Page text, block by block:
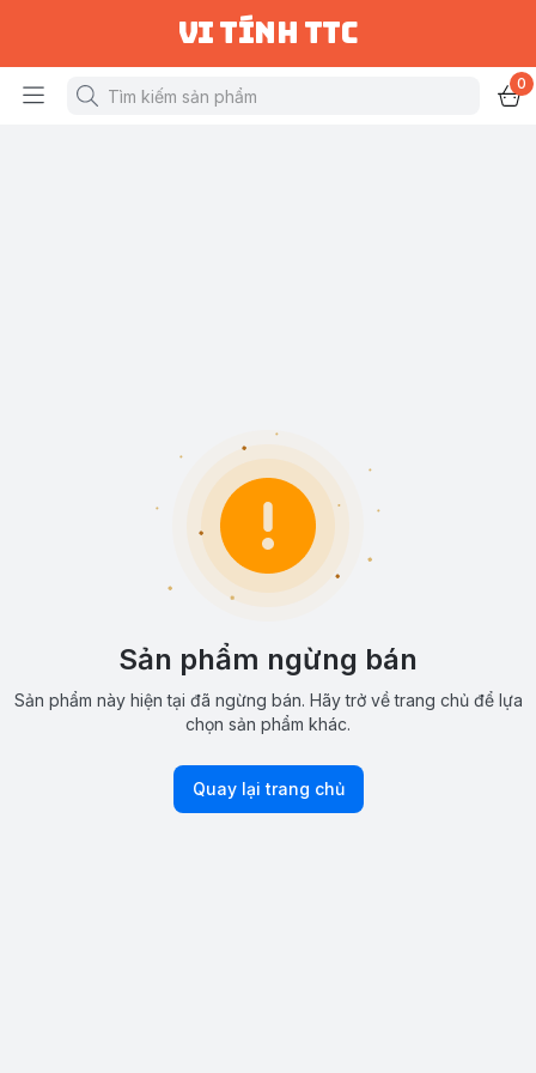
vi tính ttc
0
Sản phẩm ngừng bán
Sản phẩm này hiện tại đã ngừng bán. Hãy trở về trang chủ để lựa
chọn sản phẩm khác.
Quay lại trang chủ